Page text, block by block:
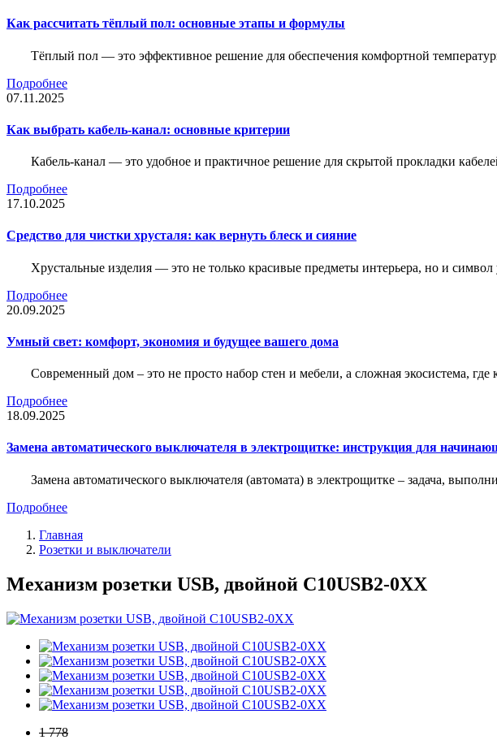
Как рассчитать тёплый пол: основные этапы и формулы
Тёплый пол — это эффективное решение для обеспечения комфортной
Подробнее
07.11.2025
Как выбрать кабель-канал: основные критерии
Кабель-канал — это удобное и практичное решение для скрытой прокладки
Подробнее
17.10.2025
Средство для чистки хрусталя: как вернуть блеск и сияние
Хрустальные изделия — это не только красивые предметы интерьера, но и символ
Подробнее
20.09.2025
Умный свет: комфорт, экономия и будущее вашего дома
Современный дом – это не просто набор стен и мебели, а сложная экосистема,
Подробнее
18.09.2025
Замена автоматического выключателя в электрощитке: инструкция для
Замена автоматического выключателя (автомата) в электрощитке – задача,
Подробнее
Главная
Розетки и выключатели
Механизм розетки USB, двойной С10USB2-0ХХ
1 778